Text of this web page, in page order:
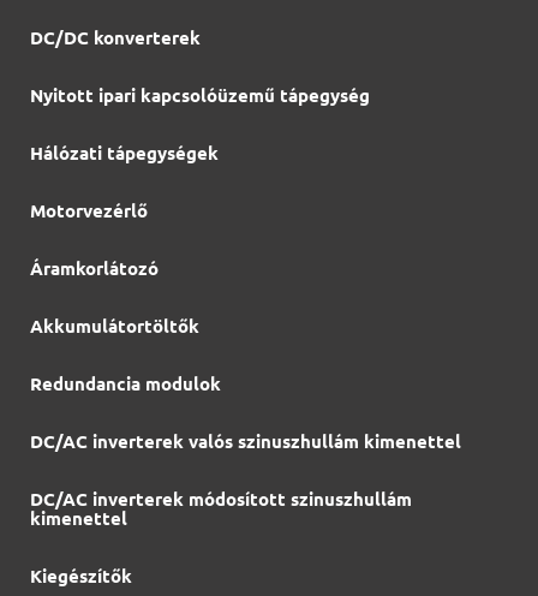
DC/DC konverterek
Nyitott ipari kapcsolóüzemű tápegység
Hálózati tápegységek
Motorvezérlő
Áramkorlátozó
Akkumulátortöltők
Redundancia modulok
DC/AC inverterek valós szinuszhullám kimenettel
DC/AC inverterek módosított szinuszhullám
kimenettel
Kiegészítők